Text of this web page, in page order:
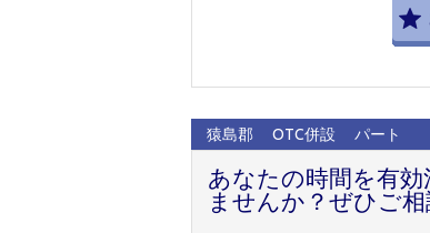
猿島郡 OTC併設 パート
あなたの時間を有
ませんか？ぜひご